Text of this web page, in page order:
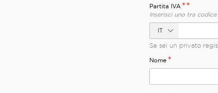
Partita IVA **
Inserisci uno tra
Se sei un privato
Nome *